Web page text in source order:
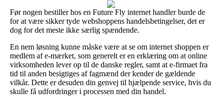
Før nogen bestiller hos en Future Fly internet handler burde de
for at være sikker tyde webshoppens handelsbetingelser, det er
dog for det meste ikke særlig spændende.
En nem løsning kunne måske være at se om internet shoppen er
medlem af e-mærket, som generelt er en erklæring om at online
virksomheden lever op til de danske regler, samt at e-firmaet fra
tid til anden besigtiges af fagmænd der kender de gældende
vilkår. Dette er desuden din genvej til hjælpende service, hvis du
skulle få udfordringer i processen med din handel.